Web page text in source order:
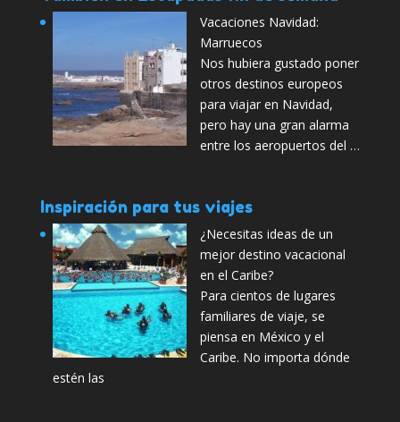
Vacaciones Navidad:
Marruecos
Nos hubiera gustado poner
otros destinos europeos
para viajar en Navidad,
pero hay una gran alarma
entre los aeropuertos del …
Inspiración para tus viajes
¿Necesitas ideas de un
mejor destino vacacional
en el Caribe?
Para cientos de lugares
familiares de viaje, se
piensa en México y el
Caribe. No importa dónde
estén las